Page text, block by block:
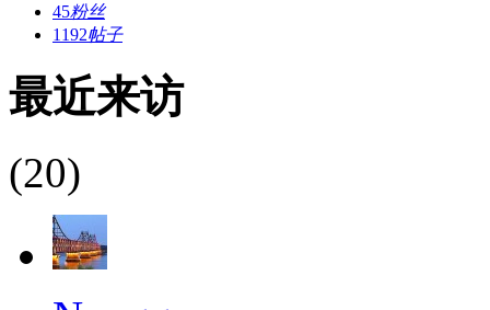
45粉丝
1192帖子
最近来访
(20)